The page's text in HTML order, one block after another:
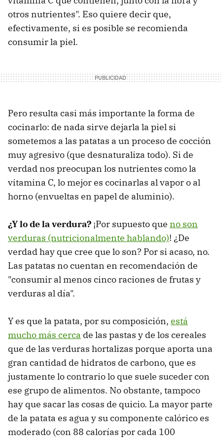
otros nutrientes". Eso quiere decir que,
efectivamente, si es posible se recomienda
consumir la piel.
Pero resulta casi más importante la forma de
cocinarlo: de nada sirve dejarla la piel si
sometemos a las patatas a un proceso de cocción
muy agresivo (que desnaturaliza todo). Si de
verdad nos preocupan los nutrientes como la
vitamina C, lo mejor es cocinarlas al vapor o al
horno (envueltas en papel de aluminio).
¿Y lo de la verdura? ¡Por supuesto que no son
verduras (nutricionalmente hablando)! ¿De
verdad hay que cree que lo son? Por si acaso, no.
Las patatas no cuentan en recomendación de
"consumir al menos cinco raciones de frutas y
verduras al día".
Y es que la patata, por su composición, está
mucho más cerca de las pastas y de los cereales
que de las verduras hortalizas porque aporta una
gran cantidad de hidratos de carbono, que es
justamente lo contrario lo que suele suceder con
ese grupo de alimentos. No obstante, tampoco
hay que sacar las cosas de quicio. La mayor parte
de la patata es agua y su componente calórico es
moderado (con 88 calorías por cada 100